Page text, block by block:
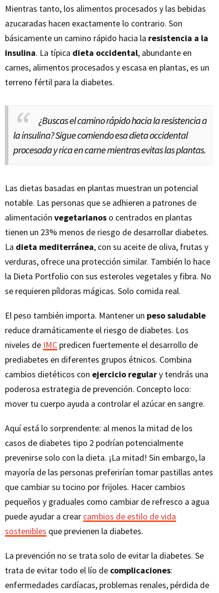
Mientras tanto, los alimentos procesados y las bebidas
azucaradas hacen exactamente lo contrario. Son
básicamente un camino rápido hacia la resistencia a la
insulina. La típica dieta occidental, abundante en
carnes, alimentos procesados y escasa en plantas, es un
terreno fértil para la diabetes.
¿Buscas el camino rápido hacia la resistencia a
la insulina? Sigue comiendo esa dieta occidental
procesada y rica en carne mientras evitas las plantas.
Las dietas basadas en plantas muestran un potencial
notable. Las personas que se adhieren a patrones de
alimentación vegetarianos o centrados en plantas
tienen un 23% menos de riesgo de desarrollar diabetes.
La dieta mediterránea, con su aceite de oliva, frutas y
verduras, ofrece una protección similar. También lo hace
la Dieta Portfolio con sus esteroles vegetales y fibra. No
se requieren píldoras mágicas. Solo comida real.
El peso también importa. Mantener un peso saludable
reduce dramáticamente el riesgo de diabetes. Los
niveles de IMC predicen fuertemente el desarrollo de
prediabetes en diferentes grupos étnicos. Combina
cambios dietéticos con ejercicio regulary tendrás una
poderosa estrategia de prevención. Concepto loco:
mover tu cuerpo ayuda a controlar el azúcar en sangre.
Aquí está lo sorprendente: al menos la mitad de los
casos de diabetes tipo 2 podrían potencialmente
prevenirse solo con la dieta. ¡La mitad! Sin embargo, la
mayoría de las personas preferirían tomar pastillas antes
que cambiar su tocino por frijoles. Hacer cambios
pequeños y graduales como cambiar de refresco a agua
puede ayudar a crear cambios de estilo de vida
sostenibles que previenen la diabetes.
La prevención no se trata solo de evitar la diabetes. Se
trata de evitar todo el lío de complicaciones:
enfermedades cardíacas, problemas renales, pérdida de